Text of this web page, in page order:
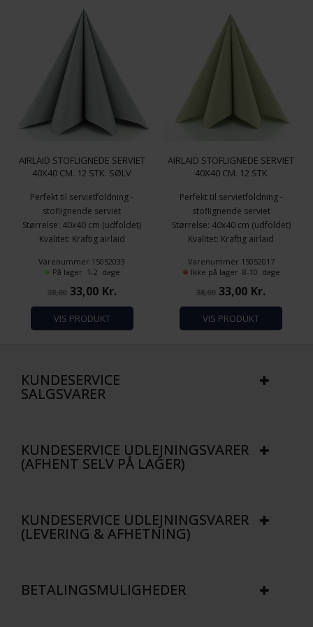
AIRLAID STOFLIGNEDE SERVIET
40X40 CM. 12 STK. SØLV
Perfekt til servietfoldning -
stoflignende serviet
Størrelse: 40x40 cm (udfoldet)
Kvalitet: Kraftig airlaid
Farve: Sølv
Varenummer 15052033
På lager 1-2 dage
38,00 33,00 Kr.
VIS PRODUKT
AIRLAID STOFLIGNEDE SERVIET
40X40 CM. 12 STK
Perfekt til servietfoldning -
stoflignende serviet
Størrelse: 40x40 cm (udfoldet)
Kvalitet: Kraftig airlaid
Farve: Olivengrøn
Varenummer 15052017
Ikke på lager 8-10 dage
38,00 33,00 Kr.
VIS PRODUKT
KUNDESERVICE
SALGSVARER
KUNDESERVICE UDLEJNINGSVARER
(AFHENT SELV PÅ LAGER)
KUNDESERVICE UDLEJNINGSVARER
(LEVERING & AFHETNING)
BETALINGSMULIGHEDER